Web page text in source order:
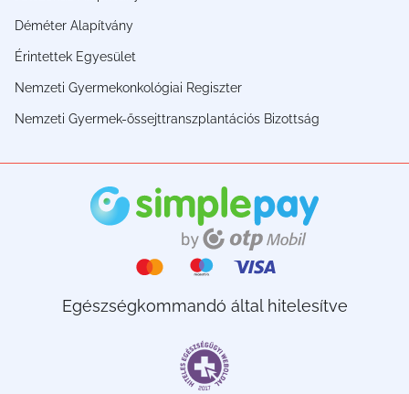
Déméter Alapítvány
Érintettek Egyesület
Nemzeti Gyermekonkológiai Regiszter
Nemzeti Gyermek-őssejttranszplantációs Bizottság
Egészségkommandó által hitelesítve